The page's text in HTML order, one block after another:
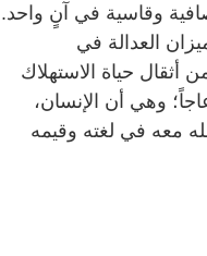
وقاسية في آنٍ واحد.
العدالة في
أثقال حياة الاستهلاك
وهي أن الإنسان،
معه في لغته وقيمه